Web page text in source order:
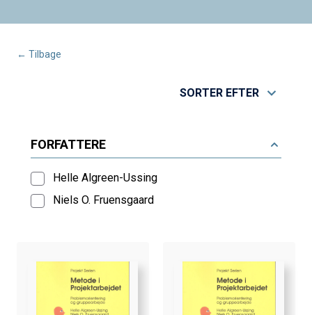
← Tilbage
SORTER EFTER
FORFATTERE
Helle Algreen-Ussing
Niels O. Fruensgaard